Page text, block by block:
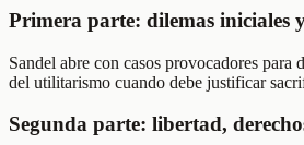
Primera parte: dilemas iniciales
Sandel abre con casos provocadores
del utilitarismo cuando debe justificar
Segunda parte: libertad,